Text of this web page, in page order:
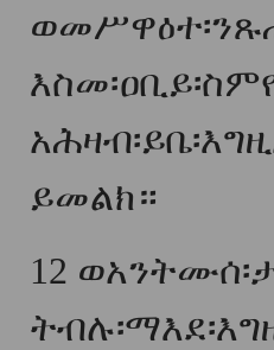
ይመልክ።
12